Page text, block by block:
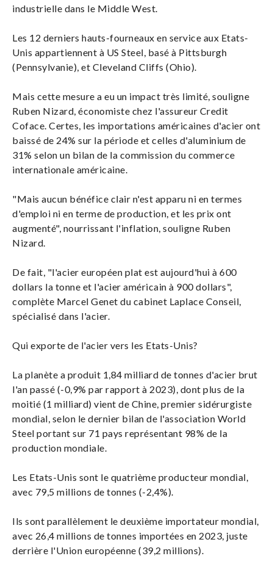
industrielle dans le Middle West.
Les 12 derniers hauts-fourneaux en service aux Etats-
Unis appartiennent à US Steel, basé à Pittsburgh
(Pennsylvanie), et Cleveland Cliffs (Ohio).
Mais cette mesure a eu un impact très limité, souligne
Ruben Nizard, économiste chez l'assureur Credit
Coface. Certes, les importations américaines d'acier ont
baissé de 24% sur la période et celles d'aluminium de
31% selon un bilan de la commission du commerce
internationale américaine.
"Mais aucun bénéfice clair n'est apparu ni en termes
d'emploi ni en terme de production, et les prix ont
augmenté", nourrissant l'inflation, souligne Ruben
Nizard.
De fait, "l'acier européen plat est aujourd'hui à 600
dollars la tonne et l'acier américain à 900 dollars",
complète Marcel Genet du cabinet Laplace Conseil,
spécialisé dans l'acier.
Qui exporte de l'acier vers les Etats-Unis?
La planète a produit 1,84 milliard de tonnes d'acier brut
l'an passé (-0,9% par rapport à 2023), dont plus de la
moitié (1 milliard) vient de Chine, premier sidérurgiste
mondial, selon le dernier bilan de l'association World
Steel portant sur 71 pays représentant 98% de la
production mondiale.
Les Etats-Unis sont le quatrième producteur mondial,
avec 79,5 millions de tonnes (-2,4%).
Ils sont parallèlement le deuxième importateur mondial,
avec 26,4 millions de tonnes importées en 2023, juste
derrière l'Union européenne (39,2 millions).